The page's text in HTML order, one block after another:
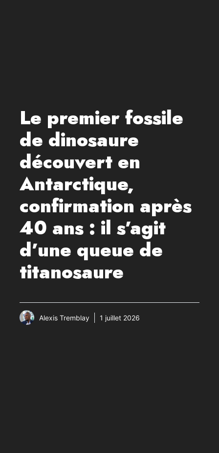
Le premier fossile
de dinosaure
découvert en
Antarctique,
confirmation après
40 ans : il s’agit
d’une queue de
titanosaure
Alexis Tremblay 1 juillet 2026